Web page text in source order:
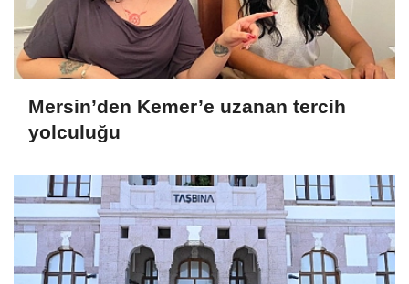
Mersin’den Kemer’e uzanan tercih
yolculuğu